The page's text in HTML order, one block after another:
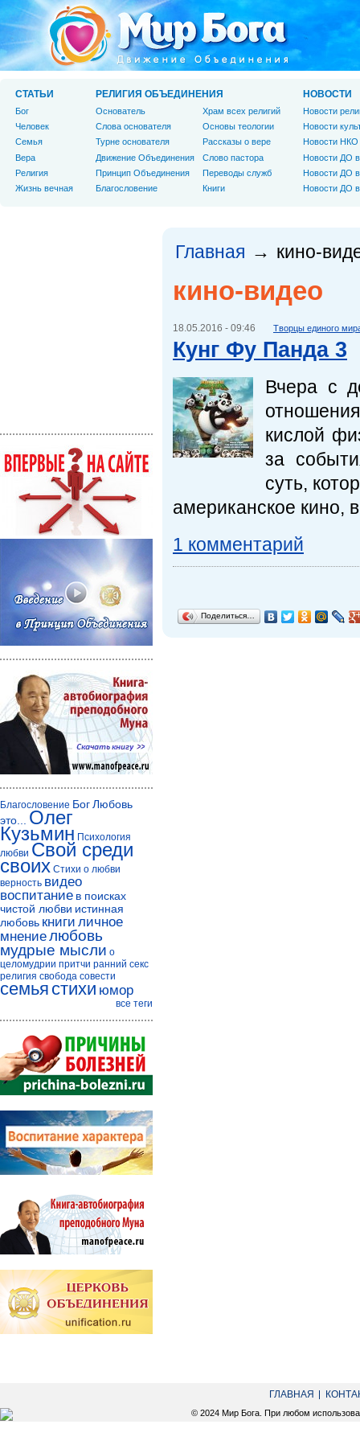
Главная → кино-
кино-видео
18.05.2016 - 09:46 Творцы единого
Кунг Фу Панда 3
Вчера с
кислой
за
суть,
американское кино,
1 комментарий
Поделиться…
СТАТЬИ
Бог
Человек
Cемья
Вера
Религия
Жизнь вечная
РЕЛИГИЯ ОБЪЕДИНЕНИЯ
Основатель
Слова основателя
Турне основателя
Движение Объединения
Принцип Объединения
Благословение
Храм всех религий
Основы теологии
Рассказы о вере
Слово пастора
Переводы служб
Книги
НОВОСТИ
Новости
Новости
Новости НКО
Новости ДО
Новости ДО
Новости ДО
Благословение БогЛюбовь
это...
Олег
Кузьмин Психология
любви Свой среди
своих Стихи о любви
верность видео
воспитание в поисках
чистой любви истинная
любовь книги личное
мнениелюбовь
мудрые мысли о
целомудрии притчи ранний секс
религия свобода совести
семья стихи юмор
все теги
ГЛАВНАЯ
© 2024 Мир Бога. При любом